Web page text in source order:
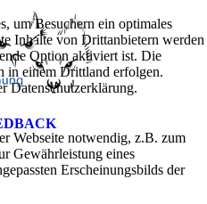
um Besuchern ein optimales
Inhalte von Drittanbietern werden
Option aktiviert ist. Die
in einem Drittland erfolgen.
Datenschutzerklärung.
Webseite notwendig, z.B. zum
Gewährleistung eines
Erscheinungsbilds der